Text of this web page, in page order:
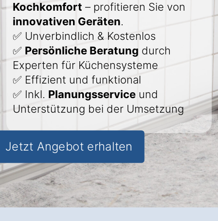
Kochkomfort – profitieren Sie von
innovativen Geräten.
✅ Unverbindlich & Kostenlos
✅ Persönliche Beratung durch
Experten für Küchensysteme
✅ Effizient und funktional
✅ Inkl. Planungsservice und
Unterstützung bei der Umsetzung
Jetzt Angebot erhalten